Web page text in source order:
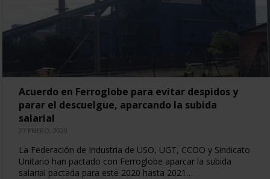
Acuerdo en Ferroglobe para evitar despidos y
parar el descuelgue, aparcando la subida
salarial
27 ENERO, 2020
La Federación de Industria de USO, UGT, CCOO y Sindicato
Unitario han pactado con Ferroglobe aparcar la subida
salarial pactada para este 2020 hasta 2021…